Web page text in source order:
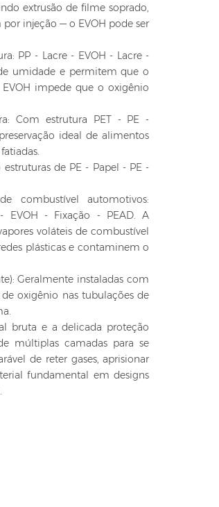
extrusão de filme soprado,
injeção — o EVOH pode ser
PP - Lacre - EVOH - Lacre -
umidade e permitem que o
impede que o oxigênio
Com estrutura PET - PE -
ideal de alimentos
de PE - Papel - PE -
combustível automotivos:
EVOH - Fixação - PEAD. A
voláteis de combustível
plásticas e contaminem o
Geralmente instaladas com
oxigênio nas tubulações de
bruta e a delicada proteção
múltiplas camadas para se
de reter gases, aprisionar
fundamental em designs